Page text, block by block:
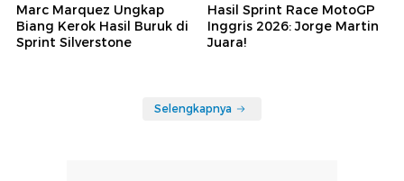
Marc Marquez Ungkap
Biang Kerok Hasil Buruk di
Sprint Silverstone
Hasil Sprint Race MotoGP
Inggris 2026: Jorge Martin
Juara!
Selengkapnya